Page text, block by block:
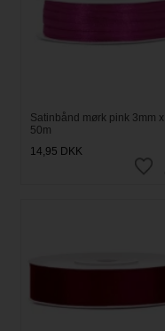
Satinbånd mørk pink 3mm x
50m
14,95 DKK